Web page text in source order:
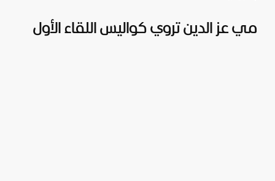
مي عز الدين تروي كواليس اللقاء الأول